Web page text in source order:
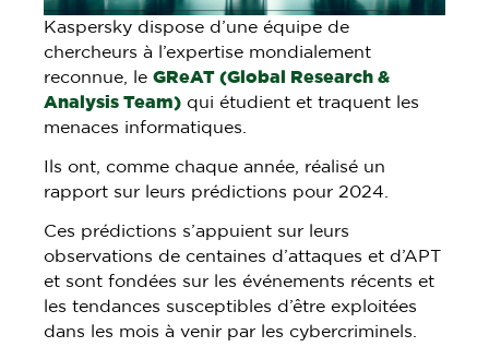
Kaspersky dispose d’une équipe de
chercheurs à l’expertise mondialement
reconnue, leGReAT (Global Research &
Analysis Team) qui étudient et traquent les
menaces informatiques.
Ils ont, comme chaque année, réalisé un
rapport sur leurs prédictions pour 2024.
Ces prédictions s’appuient sur leurs
observations de centaines d’attaques et d’APT
et sont fondées sur les événements récents et
les tendances susceptibles d’être exploitées
dans les mois à venir par les cybercriminels.